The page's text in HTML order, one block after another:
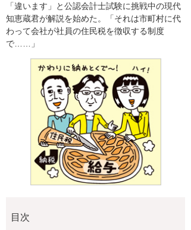
「違います」と公認会計士試験に挑戦中の現代
知恵蔵君が解説を始めた。「それは市町村に代
わって会社が社員の住民税を徴収する制度
で……」
目次